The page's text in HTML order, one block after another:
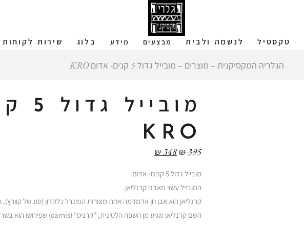
טקסטיל לנשמה ולבית מבצעים מידע בלוג שירות לקוחות 0506822997
הגלריה המקסיקנית ‒ מוצרים ‒ מובייל גדול 5 קנים- אדום KRO
KRO
₪395
₪348
מובייל גדול 5 קנים- אדום.
המובייל עשוי מאבני קרנליאן.
קרנליאן הוא אבן חן אדמדמה אחת מצורות המינרל כלקדון (סוג של קוורץ),
השם קרנליאן מגיע מן השפה הלטינית, "קרניס" (carnis) שפירושו הוא בשר עקב הגוון האדמדם של האבן המזכיר בשר חי.